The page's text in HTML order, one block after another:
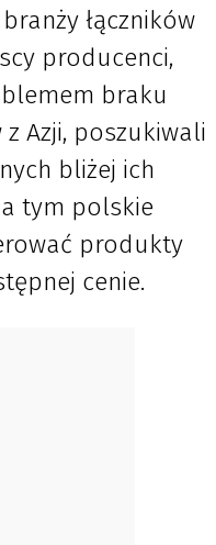
łączników
producenci,
braku
Azji, poszukiwali
bliżej ich
tym polskie
produkty
cenie.